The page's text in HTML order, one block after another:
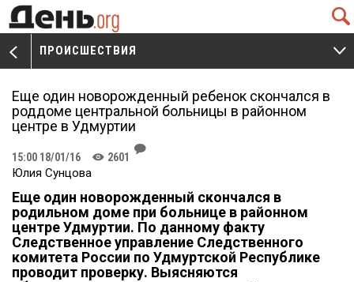
Q
V
ПРОИСШЕСТВИЯ
W
Еще один новорожденный ребенок скончался в
роддоме центральной больницы в районном
центре в Удмуртии
15:00 18/01/16 K 2601
J
Юлия Сунцова
Еще один новорожденный скончался в
родильном доме при больнице в районном
центре Удмуртии. По данному факту
Следственное управление Следственного
комитета России по Удмуртской Республике
проводит проверку. Выясняются